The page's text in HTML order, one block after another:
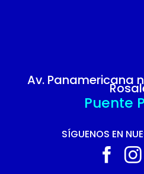
Av. Panamericana
Puente
SÍGUENOS EN